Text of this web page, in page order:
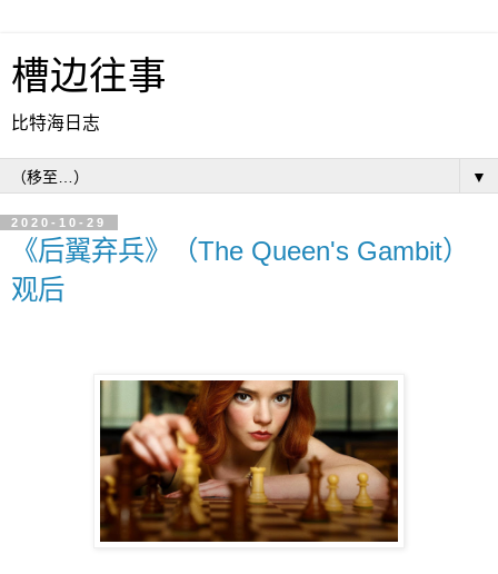
槽边往事
比特海日志
▼
2020-10-29
《后翼弃兵》（The Queen's Gambit）
观后